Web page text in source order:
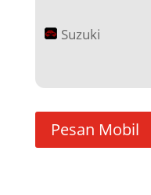
Suzuki
Pesan Mobil